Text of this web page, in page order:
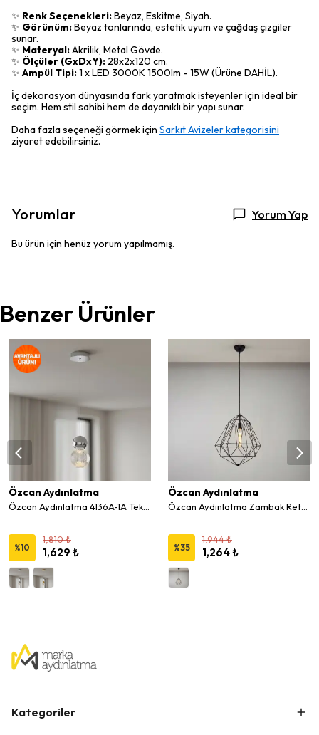
✨ Renk Seçenekleri:Beyaz, Eskitme, Siyah.
✨ Görünüm:Beyaz tonlarında, estetik uyum ve çağdaş çizgiler
sunar.
✨ Materyal:Akrilik, Metal Gövde.
✨ Ölçüler (GxDxY): 28x2x120 cm.
✨ Ampül Tipi:1 x LED 3000K 1500lm - 15W (Ürüne DAHİL).
İç dekorasyon dünyasında fark yaratmak isteyenler için ideal bir
seçim. Hem stil sahibi hem de dayanıklı bir yapı sunar.
Daha fazla seçeneği görmek için Sarkıt Avizeler kategorisini
ziyaret edebilirsiniz.
Yorumlar Yorum Yap
Bu ürün için henüz yorum yapılmamış.
Benzer Ürünler
Özcan Aydınlatma
%10
1,810 ₺
1,629 ₺
Özcan Aydınlatma
%35
1,944 ₺
1,264 ₺
Kategoriler